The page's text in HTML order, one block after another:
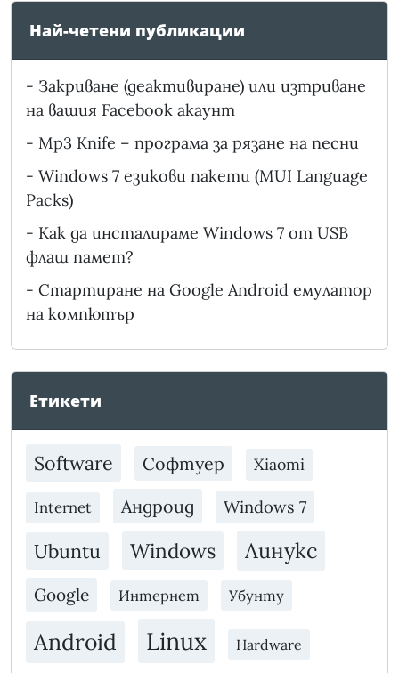
Най-четени публикации
- Закриване (деактивиране) или изтриване
на вашия Facebook акаунт
- Mp3 Knife – програма за рязане на песни
- Windows 7 езикови пакети (MUI Language
Packs)
- Как да инсталираме Windows 7 от USB
флаш памет?
- Стартиране на Google Android емулатор
на компютър
Етикети
Software Софтуер Xiaomi
Internet Андроид Windows 7
Ubuntu Windows Линукс
Google Интернет Убунту
Android Linux Hardware